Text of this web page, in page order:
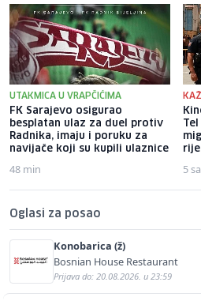
UTAKMICA U VRAPČIĆIMA
FK Sarajevo osigurao
besplatan ulaz za duel protiv
Radnika, imaju i poruku za
navijače koji su kupili ulaznice
48 min 5
Oglasi za posao
Konobarica (ž)
Bosnian House Restaurant
Prijava do: 20.08.2026. u 23:59